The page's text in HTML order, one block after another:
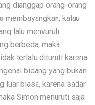
dianggap orang-orang
membayangkan, kalau
lalu menyuruh
berbeda, maka
terlalu dituruti karena
bidang yang bukan
luar biasa, karena sadar
Simon menuruti saja